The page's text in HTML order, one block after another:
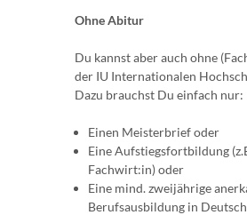
Ohne Abitur
Du kannst aber auch ohne
der IU Internationalen
Dazu brauchst Du einfach nur:
Einen Meisterbrief oder
Eine Aufstiegsfortbildung
Fachwirt:in) oder
Eine mind. zweijährige
Berufsausbildung in